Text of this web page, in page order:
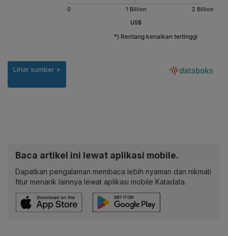
Baca artikel ini lewat aplikasi mobile.
Dapatkan pengalaman membaca lebih nyaman dan nikmati
fitur menarik lainnya lewat aplikasi mobile Katadata.